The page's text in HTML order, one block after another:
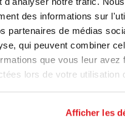
des informations sur
partenaires de médias
qui peuvent combiner
que vous leur avez
lors de votre utilisation
Afficher les